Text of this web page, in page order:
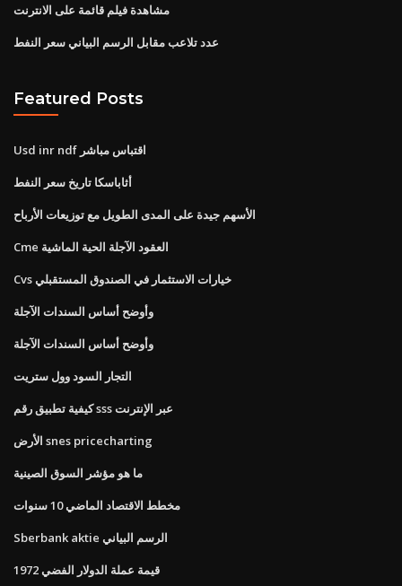
مشاهدة فيلم قائمة على الانترنت
عدد تلاعب مقابل الرسم البياني سعر النفط
Featured Posts
Usd inr ndf اقتباس مباشر
أثاباسكا تاريخ سعر النفط
الأسهم جيدة على المدى الطويل مع توزيعات الأرباح
Cme العقود الآجلة الحية الماشية
Cvs خيارات الاستثمار في الصندوق المستقبلي
وأوضح أساس السندات الآجلة
وأوضح أساس السندات الآجلة
التجار السود وول ستريت
كيفية تطبيق رقم sss عبر الإنترنت
الأرض snes pricecharting
ما هو مؤشر السوق الصينية
مخطط الاقتصاد الماضي 10 سنوات
Sberbank aktie الرسم البياني
قيمة عملة الدولار الفضي 1972